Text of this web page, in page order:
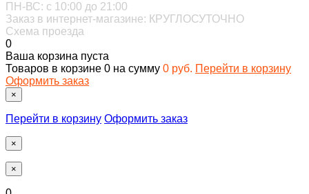
ПН-ВС: с 10:00 до 21:00
Заказ в интернет-магазине: КРУГЛОСУТОЧНО
Схема проезда
0
Ваша корзина пуста
Товаров в корзине 0 на сумму 0 руб. Перейти в корзину
Оформить заказ
×
Перейти в корзину Оформить заказ
×
×